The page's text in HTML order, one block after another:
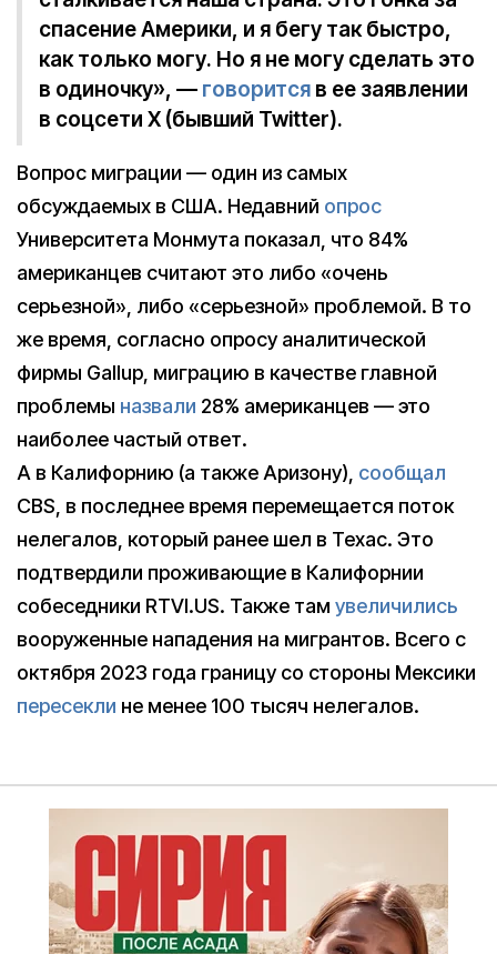
спасение Америки, и я бегу так быстро,
как только могу. Но я не могу сделать это
в одиночку», — говорится в ее заявлении
в соцсети X (бывший Twitter).
Вопрос миграции — один из самых
обсуждаемых в США. Недавний опрос
Университета Монмута показал, что 84%
американцев считают это либо «очень
серьезной», либо «серьезной» проблемой. В то
же время, согласно опросу аналитической
фирмы Gallup, миграцию в качестве главной
проблемы назвали 28% американцев — это
наиболее частый ответ.
А в Калифорнию (а также Аризону), сообщал
CBS, в последнее время перемещается поток
нелегалов, который ранее шел в Техас. Это
подтвердили проживающие в Калифорнии
собеседники RTVI.US. Также там увеличились
вооруженные нападения на мигрантов. Всего с
октября 2023 года границу со стороны Мексики
пересекли не менее 100 тысяч нелегалов.